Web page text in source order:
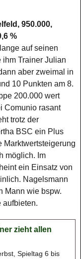
950.000,
%
auf seinen
ihm Trainer Julian
aber zweimal in
10 Punkten am 8.
200.000 wert
Comunio rasant
trotz der
BSC ein Plus
Marktwertsteigerung
möglich. Im
ein Einsatz von
Nagelsmann
Mann wie bspw.
aufbieten.
zieht allen
Spieltag 6 bis